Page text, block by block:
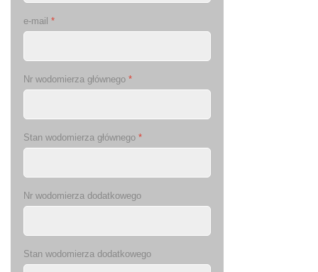
e-mail *
Nr wodomierza głównego *
Stan wodomierza głównego *
Nr wodomierza dodatkowego
Stan wodomierza dodatkowego